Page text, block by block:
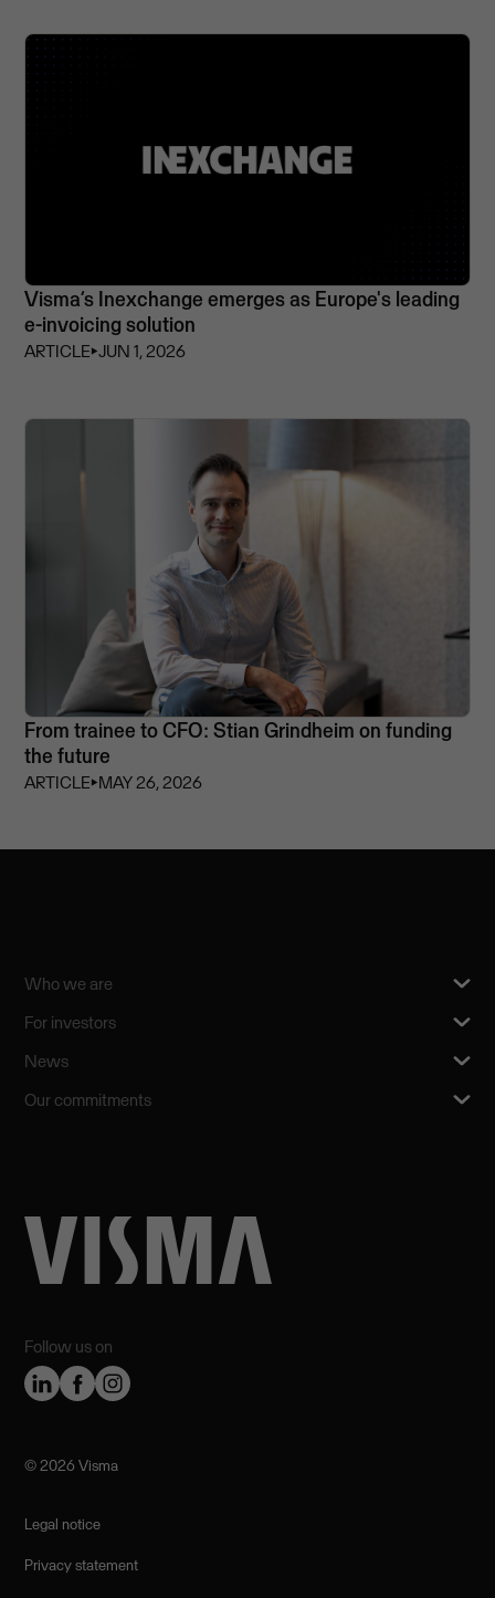
Visma’s Inexchange emerges as Europe's leading
e-invoicing solution
ARTICLE⏵JUN 1, 2026
From trainee to CFO: Stian Grindheim on funding
the future
ARTICLE⏵MAY 26, 2026
Follow us on
Who we are
For investors
News
Our commitments
©️ 2026 Visma
Legal notice
Privacy statement